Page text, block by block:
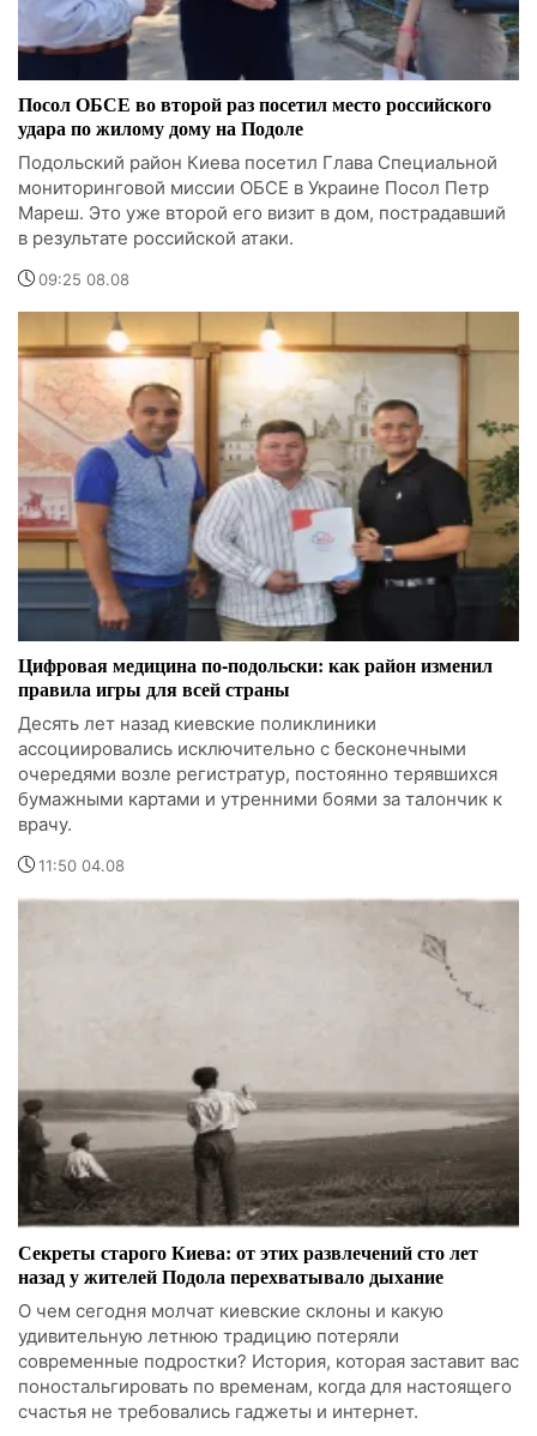
Посол ОБСЕ во второй раз посетил место российского
удара по жилому дому на Подоле
Подольский район Киева посетил Глава Специальной
мониторинговой миссии ОБСЕ в Украине Посол Петр
Мареш. Это уже второй его визит в дом, пострадавший
в результате российской атаки.
09:25 08.08
Цифровая медицина по-подольски: как район изменил
правила игры для всей страны
Десять лет назад киевские поликлиники
ассоциировались исключительно с бесконечными
очередями возле регистратур, постоянно терявшихся
бумажными картами и утренними боями за талончик к
врачу.
11:50 04.08
Секреты старого Киева: от этих развлечений сто лет
назад у жителей Подола перехватывало дыхание
О чем сегодня молчат киевские склоны и какую
удивительную летнюю традицию потеряли
современные подростки? История, которая заставит вас
поностальгировать по временам, когда для настоящего
счастья не требовались гаджеты и интернет.